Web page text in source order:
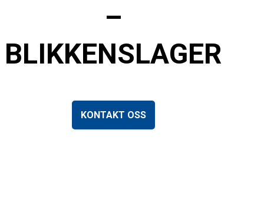
–
BLIKKENSLAGER
KONTAKT OSS